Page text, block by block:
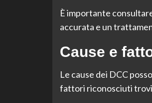
È importante
accurata e un
Cause e
Le cause dei DCC
fattori riconosciuti